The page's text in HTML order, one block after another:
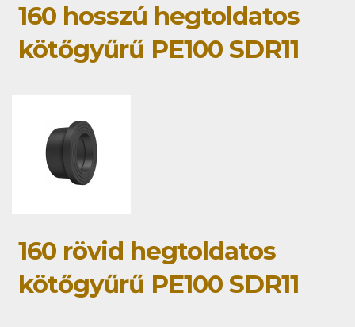
160 hosszú hegtoldatos
kötőgyűrű PE100 SDR11
160 rövid hegtoldatos
kötőgyűrű PE100 SDR11